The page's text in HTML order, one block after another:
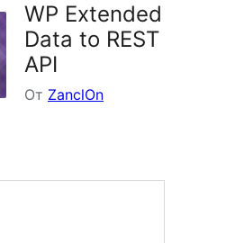
WP Extended
Data to REST
API
От ZanclOn